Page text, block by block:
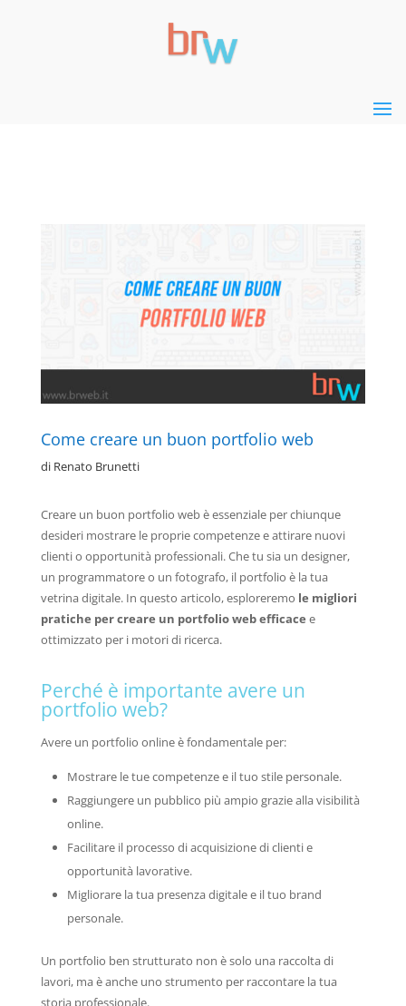
Come creare un buon portfolio web
di Renato Brunetti
Creare un buon portfolio web è essenziale per chiunque
desideri mostrare le proprie competenze e attirare nuovi
clienti o opportunità professionali. Che tu sia un designer,
un programmatore o un fotografo, il portfolio è la tua
vetrina digitale. In questo articolo, esploreremo le migliori
pratiche per creare un portfolio web efficace e
ottimizzato per i motori di ricerca.
Perché è importante avere un
portfolio web?
Avere un portfolio online è fondamentale per:
Mostrare le tue competenze e il tuo stile personale.
Raggiungere un pubblico più ampio grazie alla visibilità
online.
Facilitare il processo di acquisizione di clienti e
opportunità lavorative.
Migliorare la tua presenza digitale e il tuo brand
personale.
Un portfolio ben strutturato non è solo una raccolta di
lavori, ma è anche uno strumento per raccontare la tua
storia professionale.